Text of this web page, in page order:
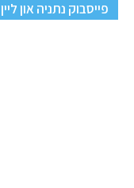
פייסבוק נתניה און ליין